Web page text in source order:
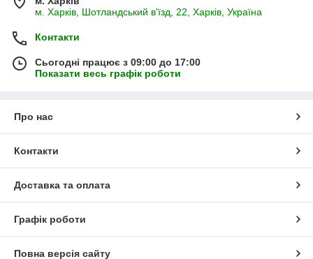
м. Харків, Шотландський в'їзд, 22, Харків, Україна
Контакти
Сьогодні працює з 09:00 до 17:00
Показати весь графік роботи
Про нас
Контакти
Доставка та оплата
Графік роботи
Повна версія сайту